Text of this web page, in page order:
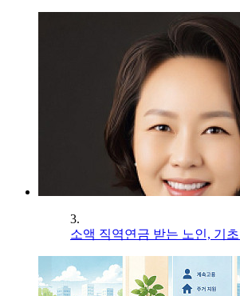
3.
소액 직역연금 받는 노인, 기